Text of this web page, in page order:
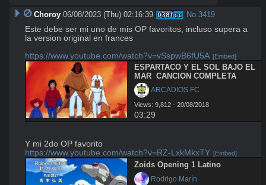
Choroy 06/08/2023 (Thu) 02:16:39 038fcc No. 3419
Este debe ser mi uno de mis OP favoritos, incluso supera a
la version original en frances
https://www.youtube.com/watch?v=vSspwB6fU5A [Embed]
ESPARTACO Y EL SOL BAJO EL
MAR  CANCION COMPLETA
ARCADIOS FC
Views: 9,812 - 20/08/2018
03:29
https://www.youtube.com/watch?v=RZ-LxkMkxTY [Embed]
Zoids Opening 1 Latino
Rodrigo Marín